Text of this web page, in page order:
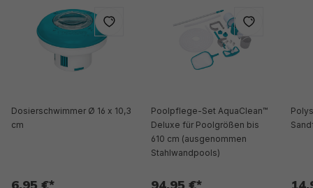
Dosierschwimmer Ø 16 x 10,3
cm
6,95 €*
Poolpflege-Set AquaClean™
Deluxe für Poolgrößen bis
610 cm (ausgenommen
Stahlwandpools)
94,95 €*